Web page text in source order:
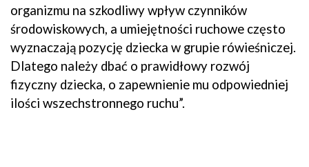
organizmu na szkodliwy wpływ czynników
środowiskowych, a umiejętności ruchowe często
wyznaczają pozycję dziecka w grupie rówieśniczej.
Dlatego należy dbać o prawidłowy rozwój
fizyczny dziecka, o zapewnienie mu odpowiedniej
ilości wszechstronnego ruchu”.